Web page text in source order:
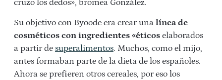
cruzo los dedos», bromea González.
Su objetivo con Byoode era crear una línea de
cosméticos con ingredientes «éticos elaborados
a partir de superalimentos. Muchos, como el mijo,
antes formaban parte de la dieta de los españoles.
Ahora se prefieren otros cereales, por eso los